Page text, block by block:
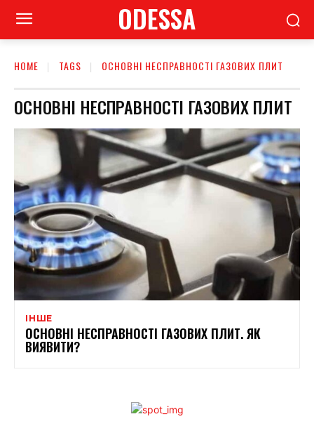
ODESSA
HOME TAGS ОСНОВНІ НЕСПРАВНОСТІ ГАЗОВИХ ПЛИТ
ОСНОВНІ НЕСПРАВНОСТІ ГАЗОВИХ ПЛИТ
ІНШЕ
ОСНОВНІ НЕСПРАВНОСТІ ГАЗОВИХ ПЛИТ. ЯК
ВИЯВИТИ?